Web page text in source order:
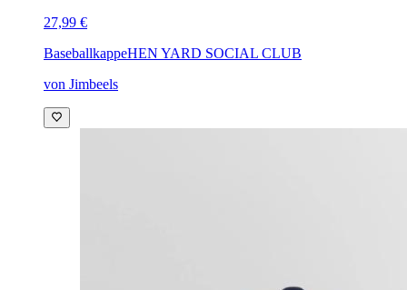
27,99 €
BaseballkappeHEN YARD SOCIAL CLUB
von Jimbeels